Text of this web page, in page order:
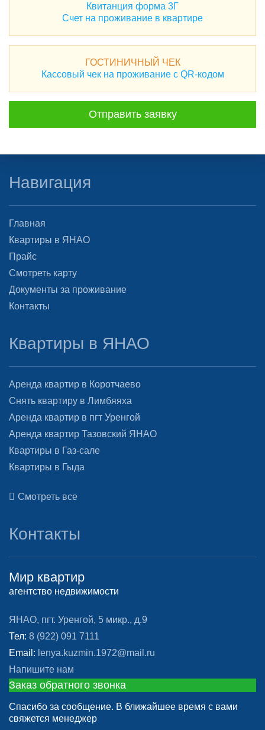
Квитанция форма 3Г
Счет на проживание в квартире
ГОСТИНИЧНЫЙ ЧЕК
Кассовый чек на проживание с QR-кодом
Отправить заявку
Навигация
Главная
Квартиры в ЯНАО
Прайс
Смотреть карту
Документы за проживание
Контакты
Квартиры в ЯНАО
Аренда квартир в Коротчаево
Снять квартиру в Лимбяяха
Аренда квартир в пгт Уренгой
Аренда квартир Тазовский ЯНАО
Квартиры в Газ-сале
Квартиры в Гыда
Смотреть все
Контакты
Мир квартир
агентство недвижимости
ЯНАО, пгт. Уренгой, 5 микр., д.9
Тел: 8 (922) 091 7111
Email: lenya.kuzmin.1972@mail.ru
Напишите нам
Заказ обратного звонка
Спасибо за сообщение. В ближайшее время с вами
свяжется менеджер